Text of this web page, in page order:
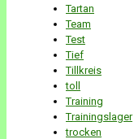
Tartan
Team
Test
Tief
Tillkreis
toll
Training
Trainingslager
trocken